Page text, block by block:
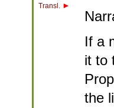
Transl. ►
If a
it to
the